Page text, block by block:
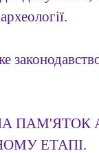
ПАМ'ЯТОК
ЕТАПІ.